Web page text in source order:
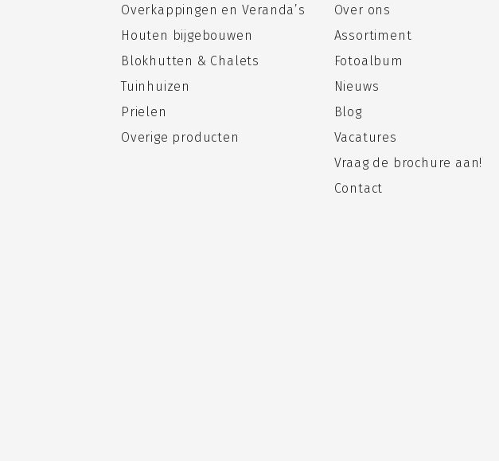
Overkappingen en Veranda’s
Houten bijgebouwen
Blokhutten & Chalets
Tuinhuizen
Prielen
Overige producten
Over ons
Assortiment
Fotoalbum
Nieuws
Blog
Vacatures
Vraag de brochure aan!
Contact